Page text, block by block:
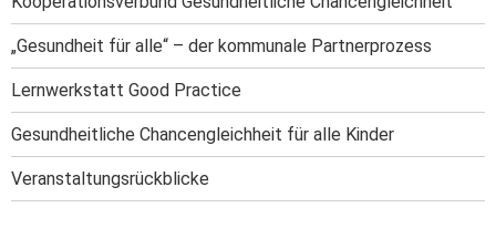
„Gesundheit für alle“ – der kommunale Partnerprozess
Lernwerkstatt Good Practice
Gesundheitliche Chancengleichheit für alle Kinder
Veranstaltungs­rückblicke